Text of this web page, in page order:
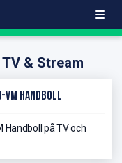
& Stream
Handboll
Handboll på TV och